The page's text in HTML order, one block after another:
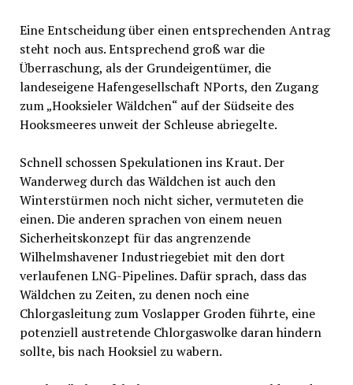
Eine Entscheidung über einen entsprechenden Antrag
steht noch aus. Entsprechend groß war die
Überraschung, als der Grundeigentümer, die
landeseigene Hafengesellschaft NPorts, den Zugang
zum „Hooksieler Wäldchen“ auf der Südseite des
Hooksmeeres unweit der Schleuse abriegelte.
Schnell schossen Spekulationen ins Kraut. Der
Wanderweg durch das Wäldchen ist auch den
Winterstürmen noch nicht sicher, vermuteten die
einen. Die anderen sprachen von einem neuen
Sicherheitskonzept für das angrenzende
Wilhelmshavener Industriegebiet mit den dort
verlaufenen LNG-Pipelines. Dafür sprach, dass das
Wäldchen zu Zeiten, zu denen noch eine
Chlorgasleitung zum Voslapper Groden führte, eine
potenziell austretende Chlorgaswolke daran hindern
sollte, bis nach Hooksiel zu wabern.